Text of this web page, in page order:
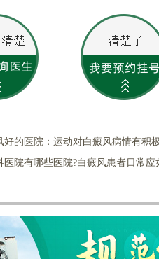
好的医院：运动对白癜风病情有积
医院有哪些医院?白癜风患者日常应